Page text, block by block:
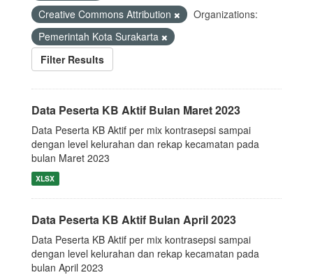
Creative Commons Attribution
Organizations:
Pemerintah Kota Surakarta
Filter Results
Data Peserta KB Aktif Bulan Maret 2023
Data Peserta KB Aktif per mix kontrasepsi sampai
dengan level kelurahan dan rekap kecamatan pada
bulan Maret 2023
XLSX
Data Peserta KB Aktif Bulan April 2023
Data Peserta KB Aktif per mix kontrasepsi sampai
dengan level kelurahan dan rekap kecamatan pada
bulan April 2023